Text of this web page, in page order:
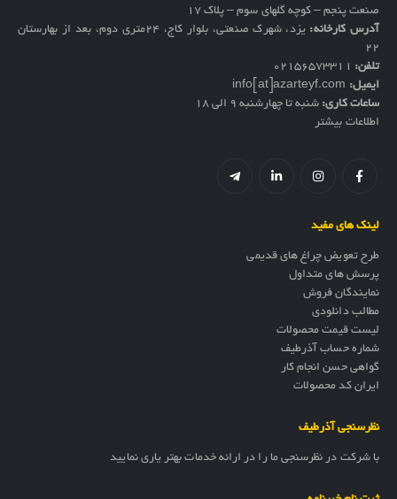
صنعت پنجم – کوچه گلهای سوم – پلاک 17
آدرس کارخانه:
یزد، شهرک صنعتی، بلوار کاج، ۲۴متری دوم، بعد از بهارستان
۲۲
تلفن: 02156573311
ایمیل: info[at]azarteyf.com
ساعات کاری: شنبه تا چهارشنبه 9 الی 18
اطلاعات بیشتر
لینک های مفید
طرح تعویض چراغ های قدیمی
پرسش های متداول
نمایندگان فروش
مطالب دانلودی
لیست قیمت محصولات
شماره حساب آذرطیف
گواهی حسن انجام کار
ایران کد محصولات
نظرسنجی آذرطیف
با شرکت در نظرسنجی ما را در ارائه خدمات بهتر یاری نمایید